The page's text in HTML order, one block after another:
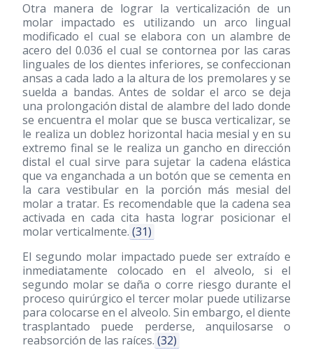
Otra manera de lograr la verticalización de un
molar impactado es utilizando un arco lingual
modificado el cual se elabora con un alambre de
acero del 0.036 el cual se contornea por las caras
linguales de los dientes inferiores, se confeccionan
ansas a cada lado a la altura de los premolares y se
suelda a bandas. Antes de soldar el arco se deja
una prolongación distal de alambre del lado donde
se encuentra el molar que se busca verticalizar, se
le realiza un doblez horizontal hacia mesial y en su
extremo final se le realiza un gancho en dirección
distal el cual sirve para sujetar la cadena elástica
que va enganchada a un botón que se cementa en
la cara vestibular en la porción más mesial del
molar a tratar. Es recomendable que la cadena sea
activada en cada cita hasta lograr posicionar el
molar verticalmente. (31)
El segundo molar impactado puede ser extraído e
inmediatamente colocado en el alveolo, si el
segundo molar se daña o corre riesgo durante el
proceso quirúrgico el tercer molar puede utilizarse
para colocarse en el alveolo. Sin embargo, el diente
trasplantado puede perderse, anquilosarse o
reabsorción de las raíces. (32)